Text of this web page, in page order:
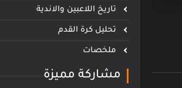
تاريخ اللاعبين والاندية
تحليل كرة القدم
ملخصات
مشاركة مميزة